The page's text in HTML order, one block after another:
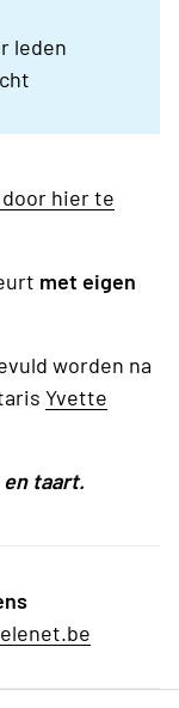
leden
hier te
met eigen
worden na
Yvette
taart.